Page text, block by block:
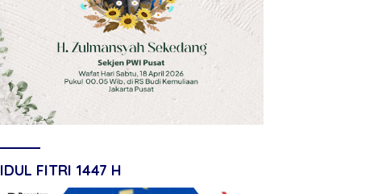
IDUL FITRI 1447 H